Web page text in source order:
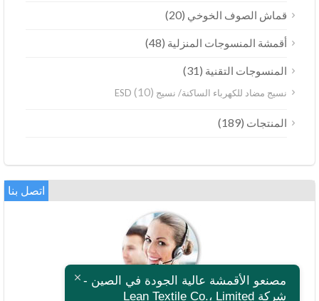
قماش الصوف الخوخي(20)
أقمشة المنسوجات المنزلية(48)
المنسوجات التقنية(31)
نسيج مضاد للكهرباء الساكنة/ نسيج ESD(10)
المنتجات(189)
اتصل بنا
مصنعو الأقمشة عالية الجودة في الصين -
شركة Lean Textile Co.، Limited
Polski
Bahasa Melayu
ไทย